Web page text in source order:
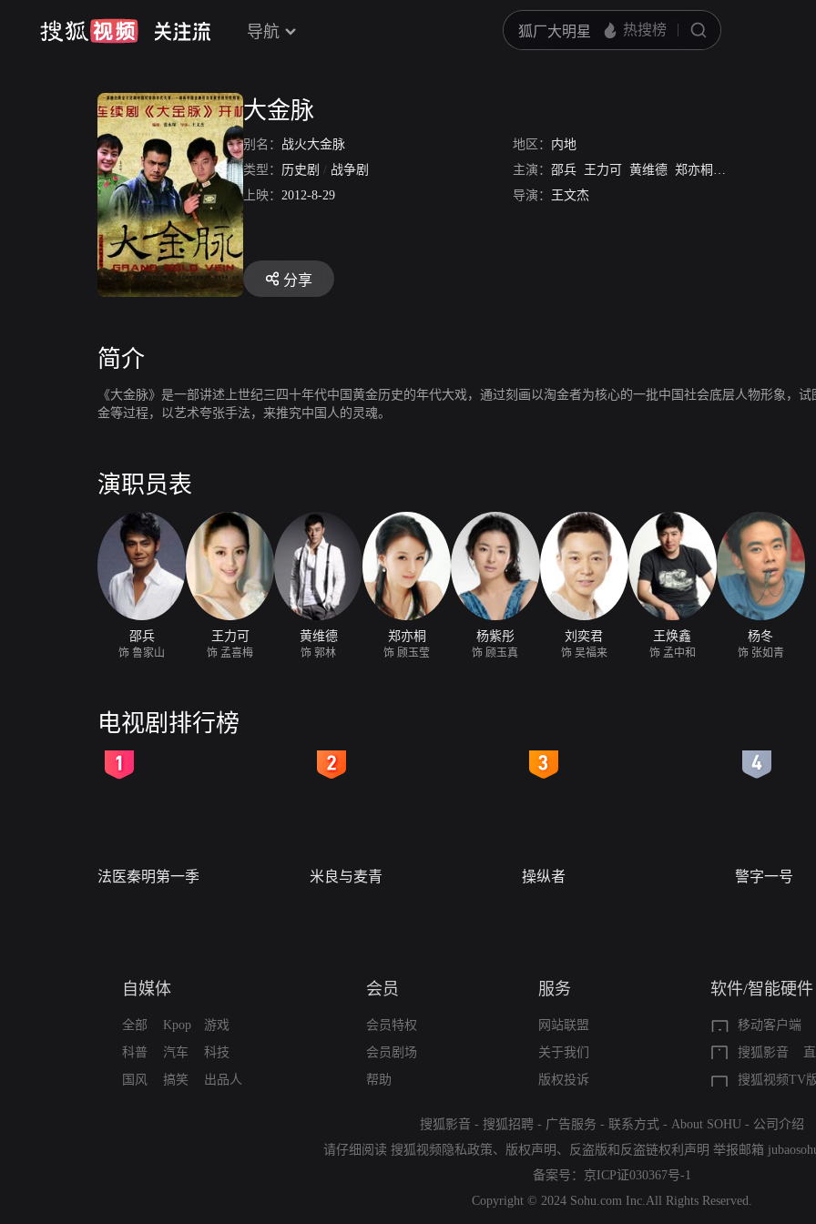
导航
大金脉
别名： 战火大金脉 地区： 内地
类型： 历史剧 / 战争剧 主演： 邵兵 王力可 黄维德 郑亦桐 杨紫彤
上映： 2012-8-29 导演： 王文杰
分享
简介
《大金脉》是一部讲述上世纪三四十年代中国黄金历史的年代大戏，通过刻画以淘金者为核心的一批中国社会底层人物形象，
金等过程，以艺术夸张手法，来推究中国人的灵魂。
演职员表
邵兵
饰 鲁家山
王力可
饰 孟喜梅
黄维德
饰 郭林
郑亦桐
饰 顾玉莹
杨紫彤
饰 顾玉真
刘奕君
饰 吴福来
王焕鑫
饰 孟中和
杨冬
饰 张如青
电视剧排行榜
法医秦明第一季 米良与麦青 操纵者 警字一号
自媒体
全部
科普
国风
Kpop
汽车
搞笑
游戏
科技
出品人
会员
会员特权
会员剧场
帮助
服务
网站联盟
关于我们
版权投诉
软件/智能硬件
移动客户端
搜狐影音
搜狐视频TV
搜狐影音 - 搜狐招聘 - 广告服务 - 联系方式 - About SOHU - 公司介绍
请仔细阅读 搜狐视频隐私政策、 版权声明 、 反盗版和反盗链权利声明 举报邮箱
备案号： 京ICP证030367号-1
Copyright © 2024 Sohu.com Inc.All Rights Reserved.